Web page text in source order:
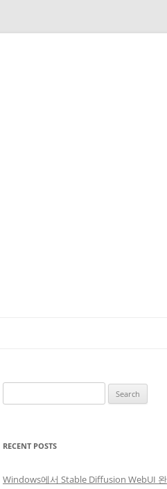
for:
RECENT POSTS
Windows에서 Stable Diffusion WebUI